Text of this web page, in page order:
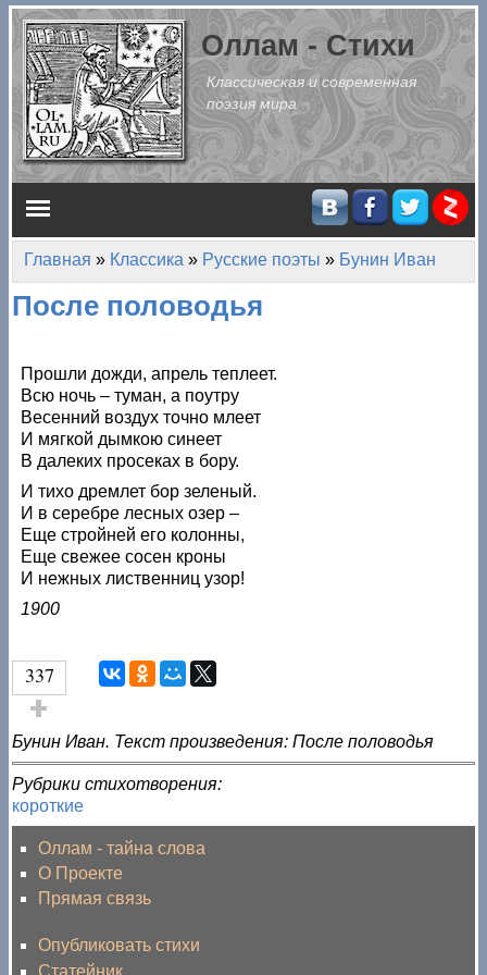
Перейти к основному содержанию
Оллам - Стихи
Классическая и современная
поэзия мира
Главное меню
Вы здесь
Главная » Классика » Русские поэты » Бунин Иван
После половодья
Прошли дожди, апрель теплеет.
Всю ночь – туман, а поутру
Весенний воздух точно млеет
И мягкой дымкою синеет
В далеких просеках в бору.
И тихо дремлет бор зеленый.
И в серебре лесных озер –
Еще стройней его колонны,
Еще свежее сосен кроны
И нежных лиственниц узор!
1900
337
Голос за!
Бунин Иван. Текст произведения: После половодья
Рубрики стихотворения:
короткие
Оллам - тайна слова
О Проекте
Прямая связь
Опубликовать стихи
Статейник